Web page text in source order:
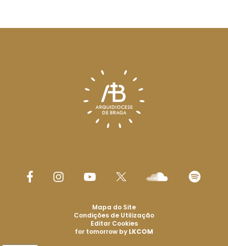
Mapa do Site
Condições de Utilização
Editar Cookies
for tomorrow by LKCOM